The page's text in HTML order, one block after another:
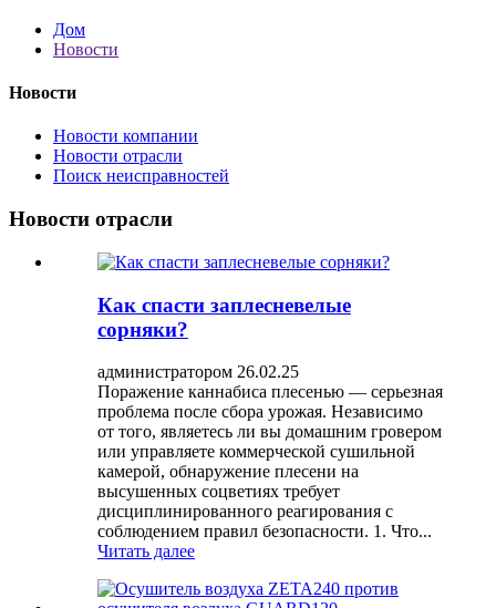
Дом
Новости
Новости
Новости компании
Новости отрасли
Поиск неисправностей
Новости отрасли
Как спасти заплесневелые
сорняки?
администратором 26.02.25
Поражение каннабиса плесенью — серьезная
проблема после сбора урожая. Независимо
от того, являетесь ли вы домашним гровером
или управляете коммерческой сушильной
камерой, обнаружение плесени на
высушенных соцветиях требует
дисциплинированного реагирования с
соблюдением правил безопасности. 1. Что...
Читать далее